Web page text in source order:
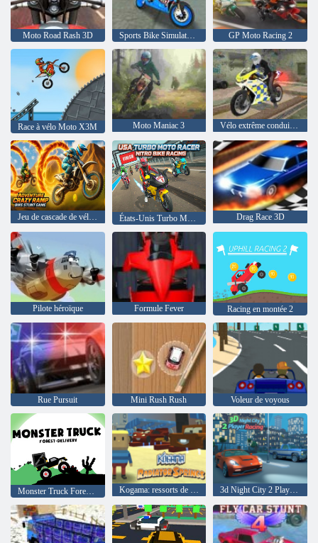
Moto Road Rash 3D Sports Bike Simulator Drift 3D GP Moto Racing 2
Race à vélo Moto X3M Moto Maniac 3 Vélo extrême conduisant 3D
Jeu de cascade de vélo Adventure Crazy Ramp Drag Race 3D
Pilote héroïque Formule Fever Racing en montée 2
Rue Pursuit Mini Rush Rush Voleur de voyous
Kogama: ressorts de radiateur 3d Night City 2 Players Racing